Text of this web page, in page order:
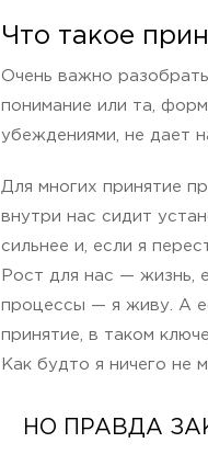
Что такое
Очень важно
понимание или та,
убеждениями, не дает
Для многих принятие
внутри нас сидит
сильнее и, если я
Рост для нас — жизнь,
процессы — я живу. А
принятие, в таком
Как будто я ничего не
НО ПРАВДА